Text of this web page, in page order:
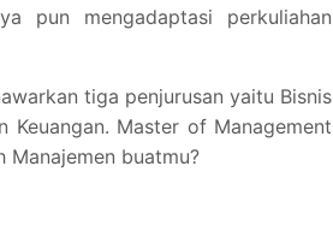
pun mengadaptasi perkuliahan
tiga penjurusan yaitu Bisnis
Keuangan. Master of Management
Manajemen buatmu?